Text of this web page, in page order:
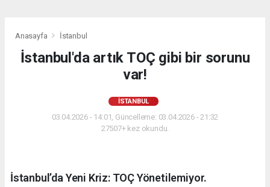
Anasayfa İstanbul
İstanbul'da artık TOÇ gibi bir sorunu
var!
İSTANBUL
03.04.2026 - 14:01, Güncelleme: 03.04.2026 - 21:32
27507+ kez okundu.
İstanbul’da Yeni Kriz: TOÇ Yönetilemiyor.